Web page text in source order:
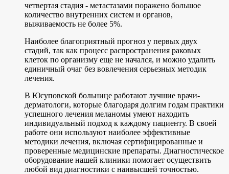
четвертая стадия - метастазами поражено большое
количество внутренних систем и органов,
выживаемость не более 5%.
Наиболее благоприятный прогноз у первых двух
стадий, так как процесс распространения раковых
клеток по организму еще не начался, и можно удалить
единичный очаг без вовлечения серьезных методик
лечения.
В Юсуповской больнице работают лучшие врачи-
дерматологи, которые благодаря долгим годам практики
успешного лечения меланомы умеют находить
индивидуальный подход к каждому пациенту. В своей
работе они используют наиболее эффективные
методики лечения, включая сертифицированные и
проверенные медицинские препараты. Диагностическое
оборудование нашей клиники помогает осуществить
любой вид диагностики с наивысшей точностью.